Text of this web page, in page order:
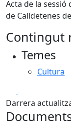
Acta de la sessió
de Calldetenes
Contingut
Temes
Cultura
Darrera